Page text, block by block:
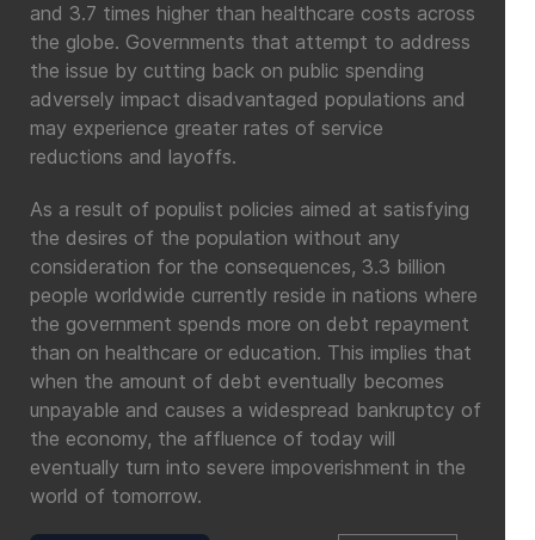
and 3.7 times higher than healthcare costs across
the globe. Governments that attempt to address
the issue by cutting back on public spending
adversely impact disadvantaged populations and
may experience greater rates of service
reductions and layoffs.
As a result of populist policies aimed at satisfying
the desires of the population without any
consideration for the consequences, 3.3 billion
people worldwide currently reside in nations where
the government spends more on debt repayment
than on healthcare or education. This implies that
when the amount of debt eventually becomes
unpayable and causes a widespread bankruptcy of
the economy, the affluence of today will
eventually turn into severe impoverishment in the
world of tomorrow.